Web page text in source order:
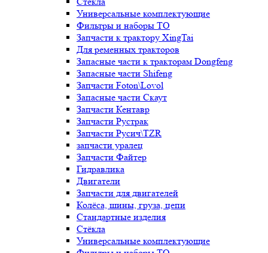
Универсальные комплектующие
Фильтры и наборы ТО
Запчасти к трактору XingTai
Для ременных тракторов
Запасные части к тракторам Dongfeng
Запасные части Shifeng
Запчасти Foton\Lovol
Запасные части Скаут
Запчасти Кентавр
Запчасти Рустрак
Запчасти Русич\TZR
запчасти уралец
Запчасти Файтер
Гидравлика
Двигатели
Запчасти для двигателей
Колёса, шины, груза, цепи
Стандартные изделия
Стёкла
Универсальные комплектующие